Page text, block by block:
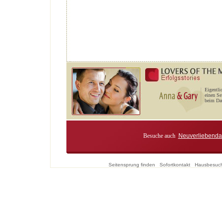
einen
beim
Besuche auch
Seitensprung finden Sofortkontakt